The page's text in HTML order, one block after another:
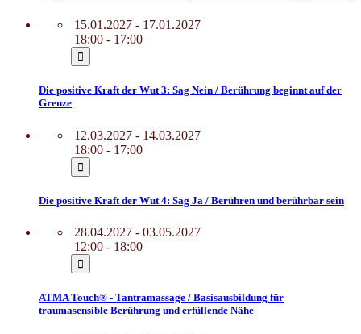
15.01.2027 - 17.01.2027
18:00 - 17:00
Die positive Kraft der Wut 3: Sag Nein / Berührung beginnt auf der
Grenze
12.03.2027 - 14.03.2027
18:00 - 17:00
Die positive Kraft der Wut 4: Sag Ja / Berühren und berührbar sein
28.04.2027 - 03.05.2027
12:00 - 18:00
ATMA Touch® - Tantramassage / Basisausbildung für
traumasensible Berührung und erfüllende Nähe